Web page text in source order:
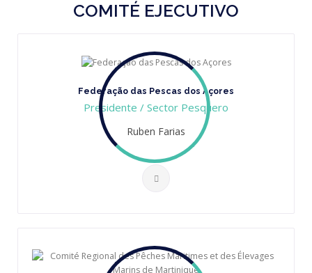
COMITÉ EJECUTIVO
Federação das Pescas dos Açores
Presidente / Sector Pesquero
Ruben Farias